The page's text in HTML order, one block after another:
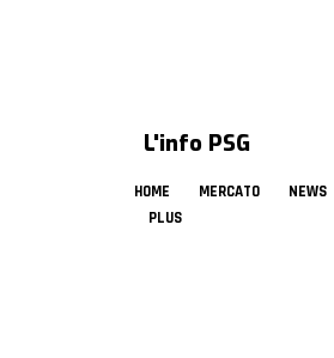
L'info PSG
HOME MERCATO NEWS
PLUS